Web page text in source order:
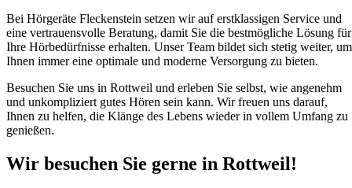
Bei Hörgeräte Fleckenstein setzen wir auf erstklassigen Service und
eine vertrauensvolle Beratung, damit Sie die bestmögliche Lösung für
Ihre Hörbedürfnisse erhalten. Unser Team bildet sich stetig weiter, um
Ihnen immer eine optimale und moderne Versorgung zu bieten.
Besuchen Sie uns in Rottweil und erleben Sie selbst, wie angenehm
und unkompliziert gutes Hören sein kann. Wir freuen uns darauf,
Ihnen zu helfen, die Klänge des Lebens wieder in vollem Umfang zu
genießen.
Wir besuchen Sie gerne in Rottweil!​